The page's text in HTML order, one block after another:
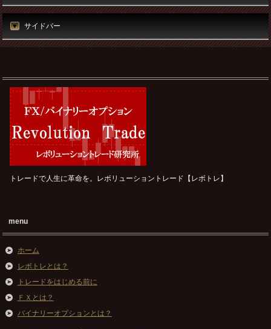
サイドバー
トレードで人生に革命を。レボリューショントレード【レボトレ】
menu
ホーム
レボトレとは？
トレードをはじめる前に
ＦＸとは？
バイナリーオプションとは？